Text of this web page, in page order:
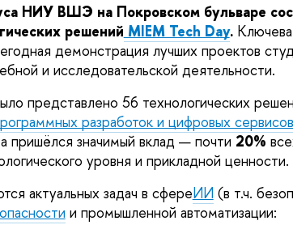
НИУ ВШЭ на Покровском бульваре
решений MIEM Tech Day.
демонстрация лучших проектов
и исследовательской деятельности.
представлено 56 технологических
разработок и цифровых сервисов
значимый вклад — почти 20%
уровня и прикладной ценности.
актуальных задач в сфереИИ (в т.ч.
и промышленной автоматизации: